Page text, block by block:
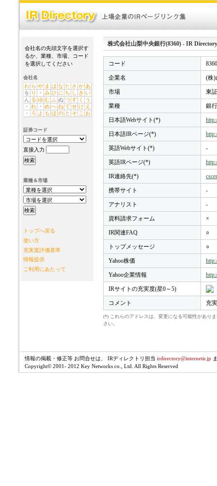
会社名の先頭文字を選択す
るか、業種、市場、コード
を選択してください
会社名
わ ら や ま は な た さ か あ
を り ・ み ひ に ち し き い
ん る ゆ む ふ ぬ つ す く
う
・ れ ・ め へ ね て せ け え
・
ろ よ も ほ の と そ こ お
証券コード
直接入力
業種＆市場
トップへ戻る
使い方
充実度評価基準
情報提供
ご利用にあたって
株式会社山梨中央銀行(8360) - IR Directory
コード 8360
企業名 (株)
市場 東
業種 銀
日本語Webサイト(*)
日本語IRページ(*)
英語Webサイト(*) -
英語IRページ(*)
IR連絡先(*)
携帯サイト -
アナリスト -
資料請求フォーム ×
IR関連FAQ ○
トップメッセージ ○
Yahoo株価
Yahoo企業情報
IRサイトの充実度(星0～5)
コメント 充
(*) これらのアドレスは、変更になる可能性があり
さい。
情報の掲載・修正等 お問合せは、 IRディレクトリ担当 irdirectory@internetir.jp
Copyright© 2001- 2012 Key Networks co., Ltd. All Rights Reserved